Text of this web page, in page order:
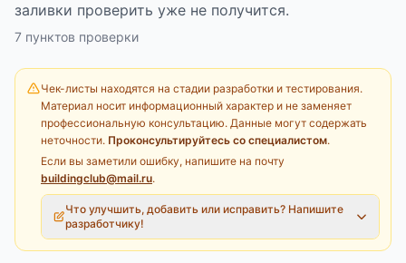
заливки проверить уже не получится.
7 пунктов проверки
Чек-листы находятся на стадии разработки и тестирования.
Материал носит информационный характер и не заменяет
профессиональную консультацию. Данные могут содержать
неточности. Проконсультируйтесь со специалистом.
Если вы заметили ошибку, напишите на почту
buildingclub@mail.ru.
Что улучшить, добавить или исправить? Напишите
разработчику!